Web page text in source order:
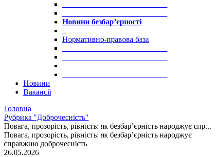
Новини безбар’єрності
Нормативно-правова база
Новини
Вакансії
Головна
Рубрика "Доброчесність"
Повага, прозорість, рівність: як безбар’єрність народжує спр...
Повага, прозорість, рівність: як безбар’єрність народжує
справжню доброчесність
26.05.2026